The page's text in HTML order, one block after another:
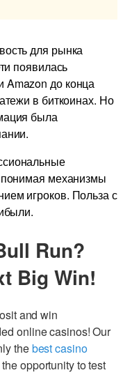
для рынка
появилась
до конца
в биткоинах. Но
была
механизмы
игроков. Польза с
Run?
Big Win!
and win
online casinos! Our
thebest casino
opportunity to test